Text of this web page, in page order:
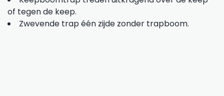
of tegen de keep.
Zwevende trapéén zijde zonder trapboom.